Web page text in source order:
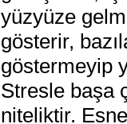
yüzyüze
gösterir,
göstermeyip
Stresle başa
niteliktir.